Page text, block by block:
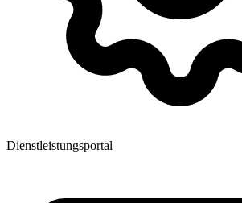
Dienstleistungsportal